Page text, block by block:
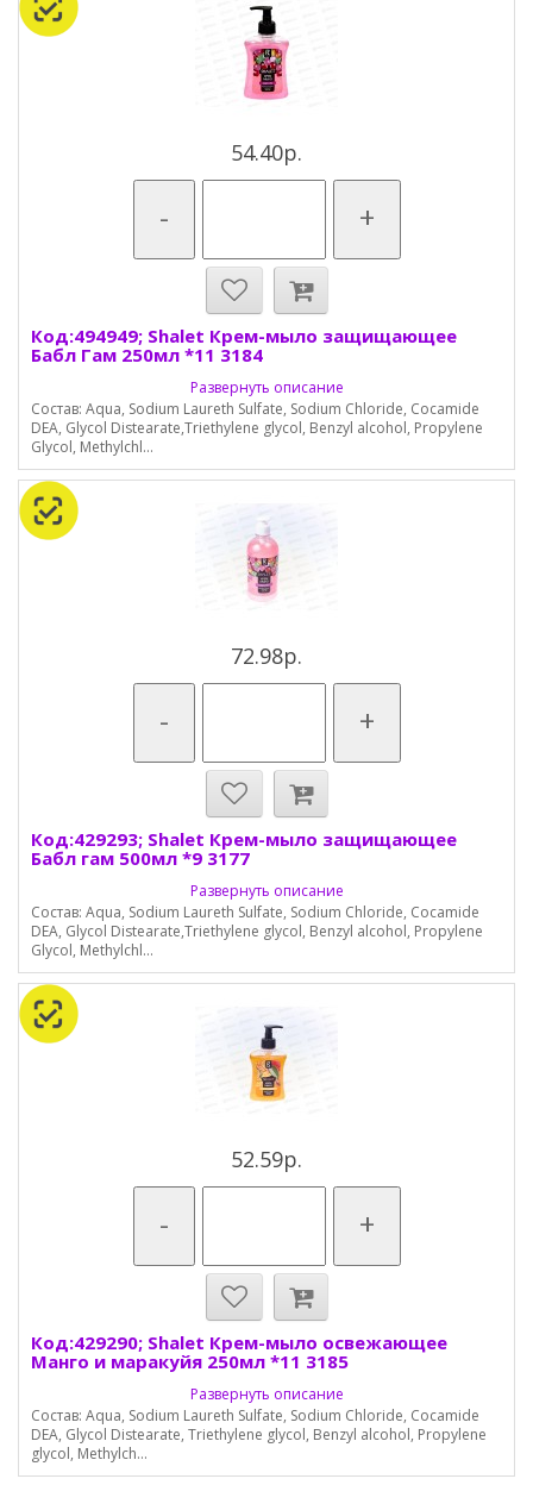
54.40р.
- +
Код:494949; Shalet Крем-мыло защищающее
Бабл Гам 250мл *11 3184
Развернуть описание
Состав: Aqua, Sodium Laureth Sulfate, Sodium Chloride, Cocamide
DEA, Glycol Distearate,Triethylene glycol, Benzyl alcohol, Propylene
Glycol, Methylchl...
72.98р.
- +
Код:429293; Shalet Крем-мыло защищающее
Бабл гам 500мл *9 3177
Развернуть описание
Состав: Aqua, Sodium Laureth Sulfate, Sodium Chloride, Cocamide
DEA, Glycol Distearate,Triethylene glycol, Benzyl alcohol, Propylene
Glycol, Methylchl...
52.59р.
- +
Код:429290; Shalet Крем-мыло освежающее
Манго и маракуйя 250мл *11 3185
Развернуть описание
Состав: Aqua, Sodium Laureth Sulfate, Sodium Chloride, Cocamide
DEA, Glycol Distearate, Triethylene glycol, Benzyl alcohol, Propylene
glycol, Methylch...